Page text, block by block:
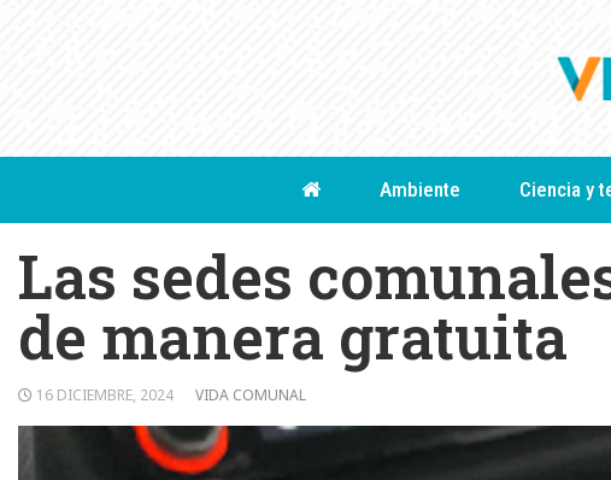
Ambiente Ciencia y
Las sedes
de manera gratuita
16 DICIEMBRE, 2024 VIDA COMUNAL